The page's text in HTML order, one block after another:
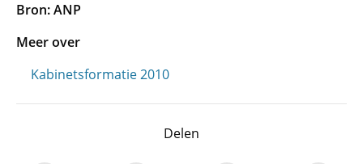
Bron:ANP
Meer over
Kabinetsformatie 2010
Delen